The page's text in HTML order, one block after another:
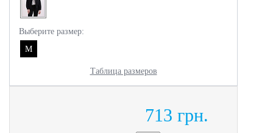
Выберите размер:
M
Таблица размеров
713 грн.